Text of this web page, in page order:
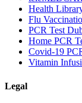
Health
Flu
PCR Test
Home PCR
Covid-19
Vitamin
Legal